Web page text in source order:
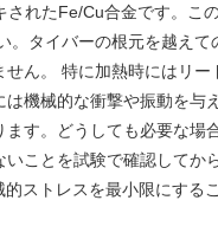
れたFe/Cu合金です。
。タイバーの根元を越え
ん。 特に加熱時にはリ
機械的な衝撃や振動を
す。どうしても必要な
ことを試験で確認して
ストレスを最小限にす